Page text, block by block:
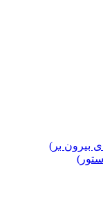
بیرون بر)